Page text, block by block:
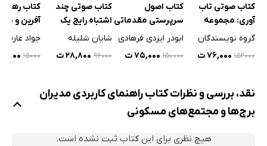
کتاب صوتی تاب‌
آوری: مجموعه
مهارت‌های زندگی
گروه نویسندگان
۱۵۲۰۰۰ ۷۶,۰۰۰ ت
کتاب اصول
سرپرستی مقدماتی
ابوذر ایزدی فرهادی
۱۵۰۰۰۰ ۷۵,۰۰۰ ت
کتاب صوتی چند
اشتباه رایج یک
مدیرعامل
شایان شلیله
۹۶۰۰۰ ۲۸,۸۰۰ ت
کتاب
آفرین و
سازمانی
جواد عارفی
۱۵۰۰۰ ۷,۵۰۰
نقد، بررسی و نظرات کتاب راهنمای کاربردی مدیران
برج‌ها و مجتمع‌های مسکونی
هیچ نظری برای این کتاب ثبت نشده است.